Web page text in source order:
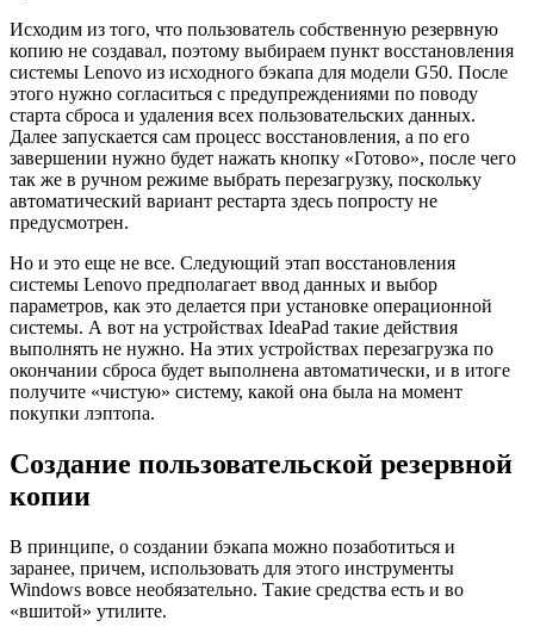
Исходим из того, что пользователь собственную резервную
копию не создавал, поэтому выбираем пункт восстановления
системы Lenovo из исходного бэкапа для модели G50. После
этого нужно согласиться с предупреждениями по поводу
старта сброса и удаления всех пользовательских данных.
Далее запускается сам процесс восстановления, а по его
завершении нужно будет нажать кнопку «Готово», после чего
так же в ручном режиме выбрать перезагрузку, поскольку
автоматический вариант рестарта здесь попросту не
предусмотрен.
Но и это еще не все. Следующий этап восстановления
системы Lenovo предполагает ввод данных и выбор
параметров, как это делается при установке операционной
системы. А вот на устройствах IdeaPad такие действия
выполнять не нужно. На этих устройствах перезагрузка по
окончании сброса будет выполнена автоматически, и в итоге
получите «чистую» систему, какой она была на момент
покупки лэптопа.
Создание пользовательской резервной
копии
В принципе, о создании бэкапа можно позаботиться и
заранее, причем, использовать для этого инструменты
Windows вовсе необязательно. Такие средства есть и во
«вшитой» утилите.